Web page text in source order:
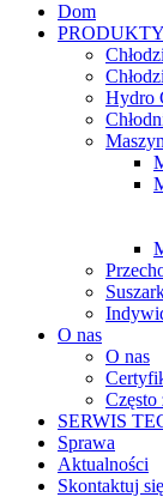
Dom
PRODUKTY
Hydro
O nas
O nas
Często
SERWIS
Sprawa
Aktualności
Skontaktuj